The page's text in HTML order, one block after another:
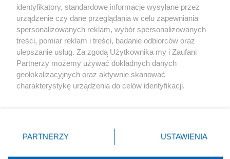
Kultura
X Facebook Instagram Youtube
identyfikatory, standardowe informacje wysyłane przez
urządzenie czy dane przeglądania w celu zapewniania
spersonalizowanych reklam, wybór spersonalizowanych
treści, pomiar reklam i treści, badanie odbiorców oraz
ulepszanie usług. Za zgodą Użytkownika my i Zaufani
Partnerzy możemy używać dokładnych danych
geolokalizacyjnych oraz aktywnie skanować
charakterystykę urządzenia do celów identyfikacji.
zmienić/wycofać klikając przycisk ustawień prywatności
znajdujący się w lewym dolnym rogu strony
rodzaje przetwarzania danych nie wymagają zgody
PARTNERZY USTAWIENIA